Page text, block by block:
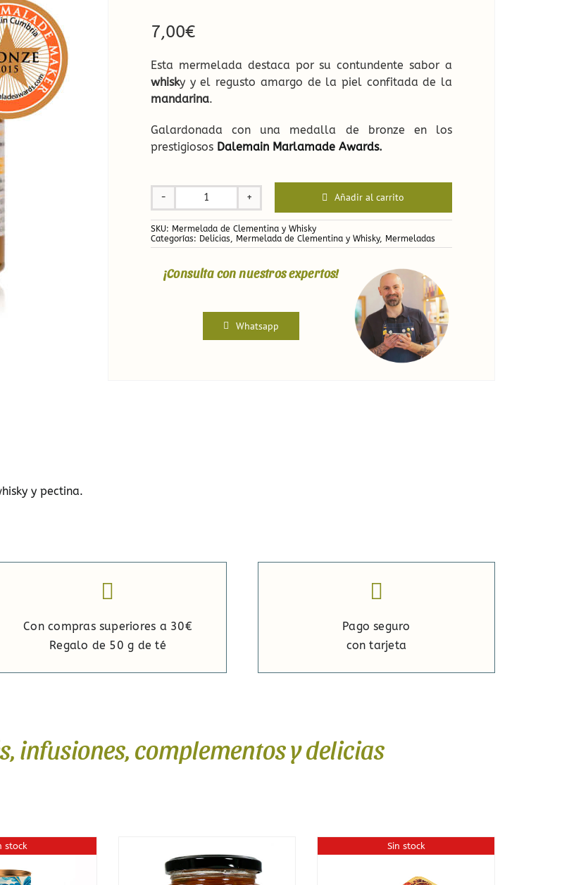
Infusiones de Temporada
7,00€
Esta mermelada destaca por su contundente sabor a
whisky y el regusto amargo de la piel confitada de la
mandarina.
Galardonada con una medalla de bronze en los
prestigiosos Dalemain Marlamade Awards.
Mermelada
de
Clementina
y
Whisky
cantidad
Añadir al carrito
SKU: Mermelada de Clementina y Whisky
Categorías: Delicias, Mermelada de Clementina y Whisky, Mermeladas
¡Consulta con nuestros expertos!
Whatsapp
y pectina.
Con compras superiores a 30€
Regalo de 50 g de té
Pago seguro
con tarjeta
infusiones, complementos y delicias